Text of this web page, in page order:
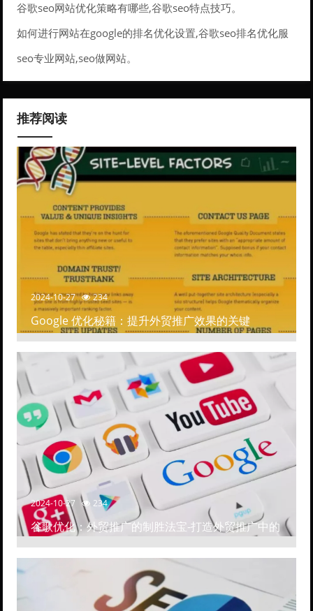
谷歌seo网站优化策略有哪些,谷歌seo特点技巧。
如何进行网站在google的排名优化设置,谷歌seo排名优化服
务。
seo专业网站,seo做网站。
推荐阅读
2024-10-27 234
Google 优化秘籍：提升外贸推广效果的关键
2024-10-27 234
谷歌优化：外贸推广的制胜法宝-打造外贸推广中的
高排名网站